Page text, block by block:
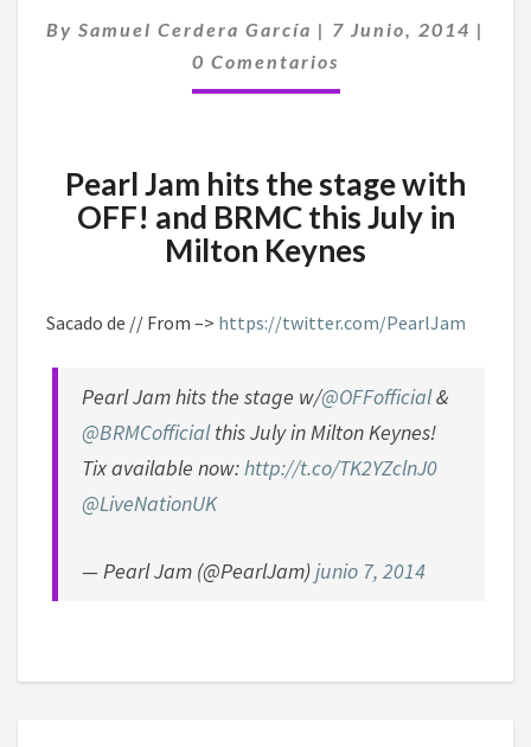
OFF!
Y
MILTON
KEYNES
By Samuel Cerdera García | 7 Junio, 2014 |
Comentarios
0 Comentarios
Pearl Jam hits the stage with
OFF! and BRMC this July in
Milton Keynes
Sacado de // From –> https://twitter.com/PearlJam
Pearl Jam hits the stage w/@OFFofficial&
@BRMCofficialthis July in Milton Keynes!
Tix available now:http://t.co/TK2YZclnJ0
@LiveNationUK
— Pearl Jam (@PearlJam)junio 7, 2014